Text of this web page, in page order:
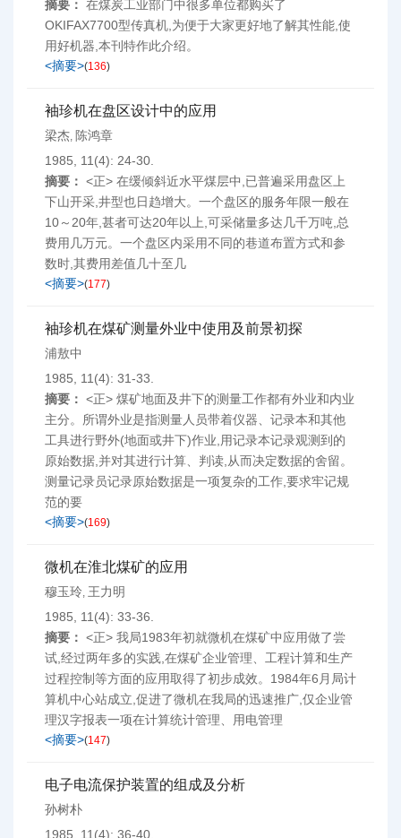
摘要： 在煤炭工业部门中很多单位都购买了
OKIFAX7700型传真机,为便于大家更好地了解其性能,使
用好机器,本刊特作此介绍。
<摘要>(136)
袖珍机在盘区设计中的应用
梁杰, 陈鸿章
1985, 11(4): 24-30.
摘要： <正> 在缓倾斜近水平煤层中,已普遍采用盘区上
下山开采,井型也日趋增大。一个盘区的服务年限一般在
10～20年,甚者可达20年以上,可采储量多达几千万吨,总
费用几万元。一个盘区内采用不同的巷道布置方式和参
数时,其费用差值几十至几
<摘要>(177)
袖珍机在煤矿测量外业中使用及前景初探
浦敖中
1985, 11(4): 31-33.
摘要： <正> 煤矿地面及井下的测量工作都有外业和内业
主分。所谓外业是指测量人员带着仪器、记录本和其他
工具进行野外(地面或井下)作业,用记录本记录观测到的
原始数据,并对其进行计算、判读,从而决定数据的舍留。
测量记录员记录原始数据是一项复杂的工作,要求牢记规
范的要
<摘要>(169)
微机在淮北煤矿的应用
穆玉玲, 王力明
1985, 11(4): 33-36.
摘要： <正> 我局1983年初就微机在煤矿中应用做了尝
试,经过两年多的实践,在煤矿企业管理、工程计算和生产
过程控制等方面的应用取得了初步成效。1984年6月局计
算机中心站成立,促进了微机在我局的迅速推广,仅企业管
理汉字报表一项在计算统计管理、用电管理
<摘要>(147)
电子电流保护装置的组成及分析
孙树朴
1985, 11(4): 36-40.